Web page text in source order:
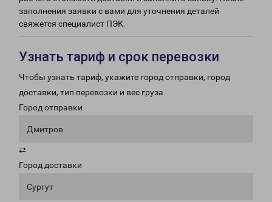
заполнения заявки с вами для уточнения деталей
свяжется специалист ПЭК.
Узнать тариф и срок перевозки
Чтобы узнать тариф, укажите город отправки, город
доставки, тип перевозки и вес груза.
Город отправки
Дмитров
⇄
Город доставки
Сургут